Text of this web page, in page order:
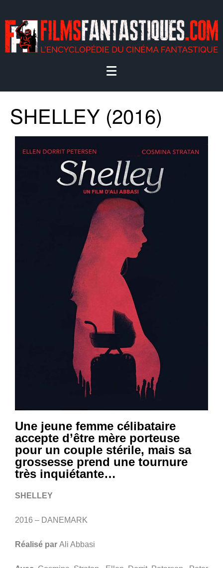
SHELLEY (2016)
Une jeune femme célibataire
accepte d’être mère porteuse
pour un couple stérile, mais sa
grossesse prend une tournure
très inquiétante…
SHELLEY
2016 – DANEMARK
Réalisé par Ali Abbasi